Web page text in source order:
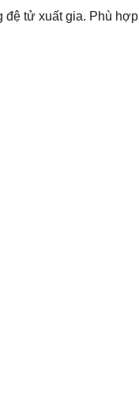
đệ tử xuất gia. Phù hợp